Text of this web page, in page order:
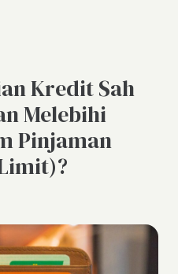
Kredit Sah
Melebihi
Pinjaman